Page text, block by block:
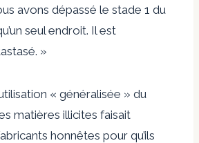
avons dépassé le stade 1 du
seul endroit. Il est
»
« généralisée » du
matières illicites faisait
honnêtes pour qu’ils